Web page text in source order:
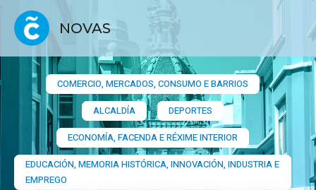
NOVAS
COMERCIO, MERCADOS, CONSUMO E BARRIOS​
ALCALDÍA
DEPORTES
ECONOMÍA, FACENDA E RÉXIME INTERIOR
EDUCACIÓN, MEMORIA HISTÓRICA, INNOVACIÓN, INDUSTRIA E
EMPREGO